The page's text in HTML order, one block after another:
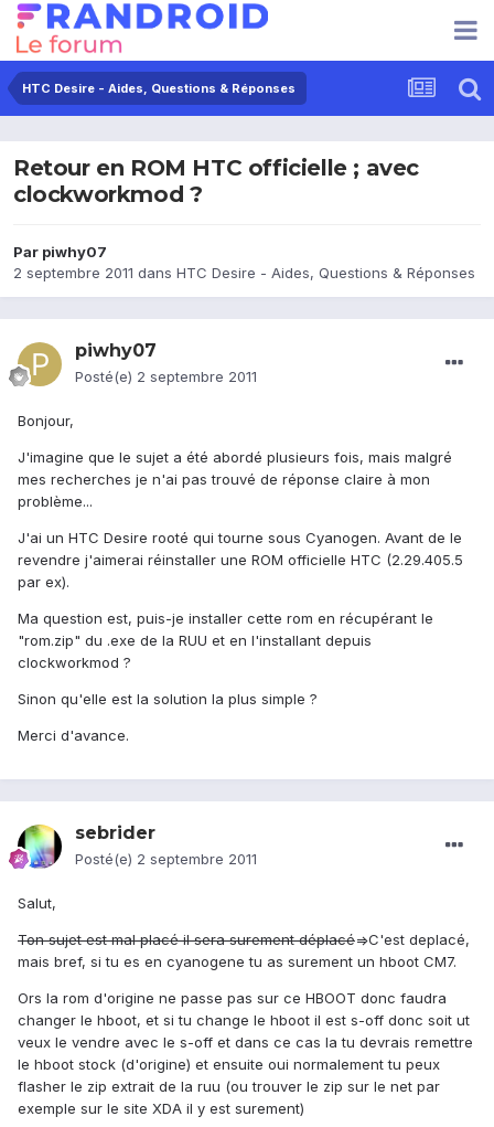
HTC Desire - Aides, Questions & Réponses
Retour en ROM HTC officielle ; avec
clockworkmod ?
Par piwhy07
2 septembre 2011 dans HTC Desire - Aides, Questions & Réponses
piwhy07
Posté(e) 2 septembre 2011
Bonjour,
J'imagine que le sujet a été abordé plusieurs fois, mais malgré
mes recherches je n'ai pas trouvé de réponse claire à mon
problème...
J'ai un HTC Desire rooté qui tourne sous Cyanogen. Avant de le
revendre j'aimerai réinstaller une ROM officielle HTC (2.29.405.5
par ex).
Ma question est, puis-je installer cette rom en récupérant le
"rom.zip" du .exe de la RUU et en l'installant depuis
clockworkmod ?
Sinon qu'elle est la solution la plus simple ?
Merci d'avance.
sebrider
Posté(e) 2 septembre 2011
Salut,
Ton sujet est mal placé il sera surement déplacé=>C'est deplacé,
mais bref, si tu es en cyanogene tu as surement un hboot CM7.
Ors la rom d'origine ne passe pas sur ce HBOOT donc faudra
changer le hboot, et si tu change le hboot il est s-off donc soit ut
veux le vendre avec le s-off et dans ce cas la tu devrais remettre
le hboot stock (d'origine) et ensuite oui normalement tu peux
flasher le zip extrait de la ruu (ou trouver le zip sur le net par
exemple sur le site XDA il y est surement)